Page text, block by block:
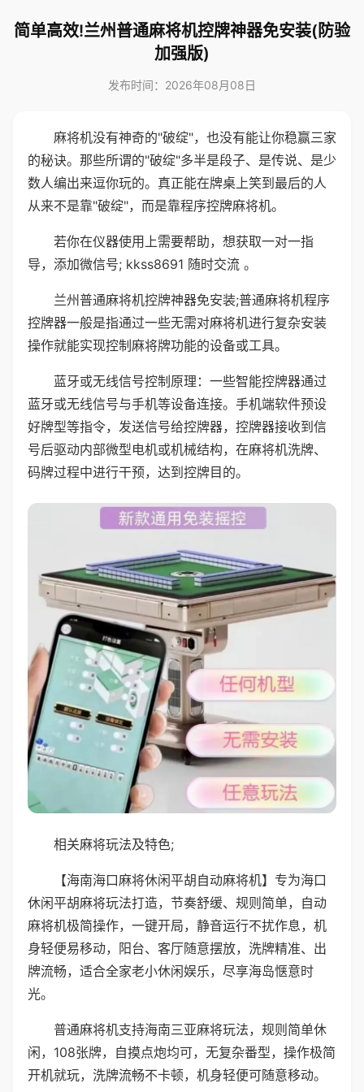
简单高效!兰州普通麻将机控牌神器免安装(防验
加强版)
发布时间：2026年08月08日
麻将机没有神奇的"破绽"，也没有能让你稳赢三家
的秘诀。那些所谓的"破绽"多半是段子、是传说、是少
数人编出来逗你玩的。真正能在牌桌上笑到最后的人
从来不是靠"破绽"，而是靠程序控牌麻将机。
若你在仪器使用上需要帮助，想获取一对一指
导，添加微信号; kkss8691 随时交流 。
兰州普通麻将机控牌神器免安装;普通麻将机程序
控牌器一般是指通过一些无需对麻将机进行复杂安装
操作就能实现控制麻将牌功能的设备或工具。
蓝牙或无线信号控制原理：一些智能控牌器通过
蓝牙或无线信号与手机等设备连接。手机端软件预设
好牌型等指令，发送信号给控牌器，控牌器接收到信
号后驱动内部微型电机或机械结构，在麻将机洗牌、
码牌过程中进行干预，达到控牌目的。
相关麻将玩法及特色;
【海南海口麻将休闲平胡自动麻将机】专为海口
休闲平胡麻将玩法打造，节奏舒缓、规则简单，自动
麻将机极简操作，一键开局，静音运行不扰作息，机
身轻便易移动，阳台、客厅随意摆放，洗牌精准、出
牌流畅，适合全家老小休闲娱乐，尽享海岛惬意时
光。
普通麻将机支持海南三亚麻将玩法，规则简单休
闲，108张牌，自摸点炮均可，无复杂番型，操作极简
开机就玩，洗牌流畅不卡顿，机身轻便可随意移动。